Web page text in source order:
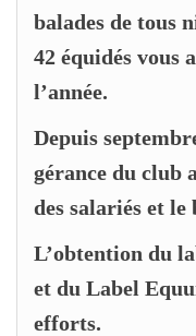
balades de tous
42 équidés vous
l’année.
Depuis
gérance du club
des salariés et
L’obtention du
et du Label
efforts.